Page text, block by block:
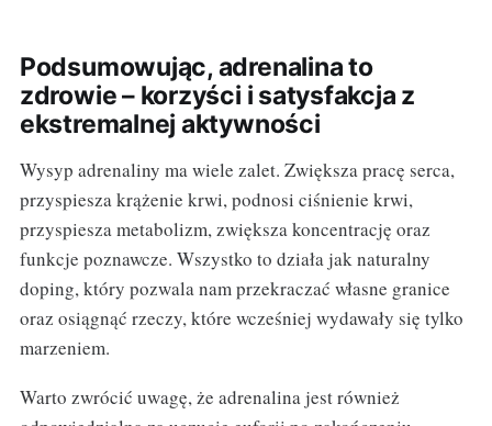
Podsumowując, adrenalina to
zdrowie – korzyści i satysfakcja z
ekstremalnej aktywności
Wysyp adrenaliny ma wiele zalet. Zwiększa pracę serca,
przyspiesza krążenie krwi, podnosi ciśnienie krwi,
przyspiesza metabolizm, zwiększa koncentrację oraz
funkcje poznawcze. Wszystko to działa jak naturalny
doping, który pozwala nam przekraczać własne granice
oraz osiągnąć rzeczy, które wcześniej wydawały się tylko
marzeniem.
Warto zwrócić uwagę, że adrenalina jest również